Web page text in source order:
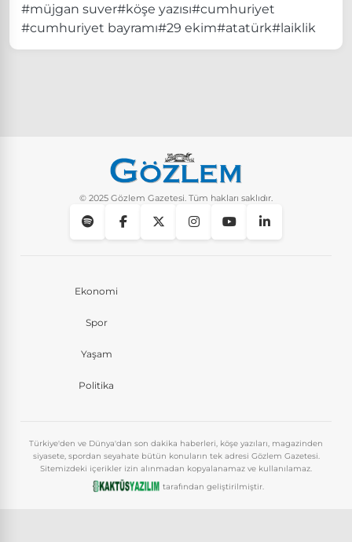
#müjgan suver#köşe yazısı#cumhuriyet
#cumhuriyet bayramı#29 ekim#atatürk#laiklik
© 2025 Gözlem Gazetesi. Tüm hakları saklıdır.
Ekonomi
Spor
Yaşam
Politika
Türkiye'den ve Dünya'dan son dakika haberleri, köşe yazıları, magazinden
siyasete, spordan seyahate bütün konuların tek adresi Gözlem Gazetesi.
Sitemizdeki içerikler izin alınmadan kopyalanamaz ve kullanılamaz.
tarafından geliştirilmiştir.